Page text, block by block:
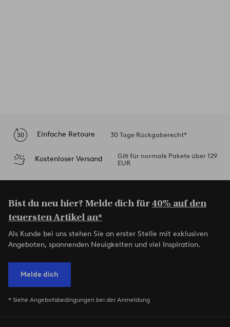
Einfache Retoure 30 Tage Rückgaberecht*
Kostenloser Versand
Gilt für normale Pakete über 129
EUR
Bist du neu hier? Melde dich für40% auf den
teuersten Artikel an*
Als Kunde bei uns stehen Sie an erster Stelle mit exklusiven
Angeboten, spannenden Neuigkeiten und viel Inspiration.
Melde dich
* Siehe Angebotsbedingungen bei der Anmeldung